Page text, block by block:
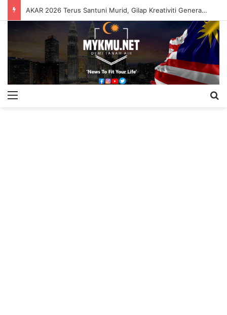
AKAR 2026 Terus Santuni Murid, Gilap Kreativiti Generasi Muda